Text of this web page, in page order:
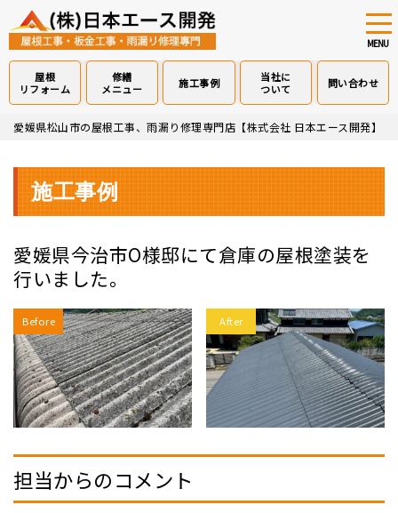
Skip
content
MENU
屋根
リフォーム
修繕
メニュー
施工事例
当社に
ついて
問い合わせ
愛媛県松山市の屋根工事、雨漏り修理専門店【株式会社 日本エース開発】
施工事例
愛媛県今治市O様邸にて倉庫の屋根塗装を
行いました。
Before After
担当からのコメント